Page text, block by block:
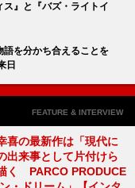
』と『バズ・ライトイ
を分かち合えることを
日
FEATURE & INTERVIEW
喜の最新作は「現代に
出来事として片付けら
く PARCO PRODUCE